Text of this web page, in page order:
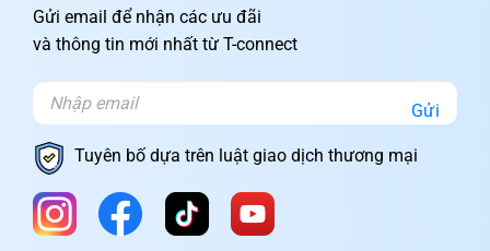
Gửi email để nhận các ưu đãi
và thông tin mới nhất từ T-connect
Gửi
Tuyên bố dựa trên luật giao dịch thương mại